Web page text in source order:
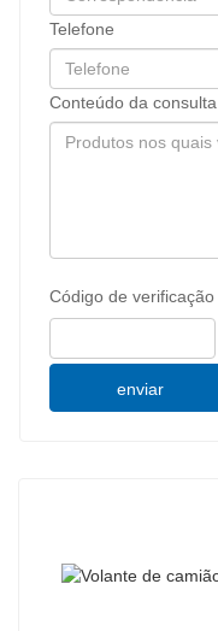
Telefone
Conteúdo da consulta
Código de verificação
enviar